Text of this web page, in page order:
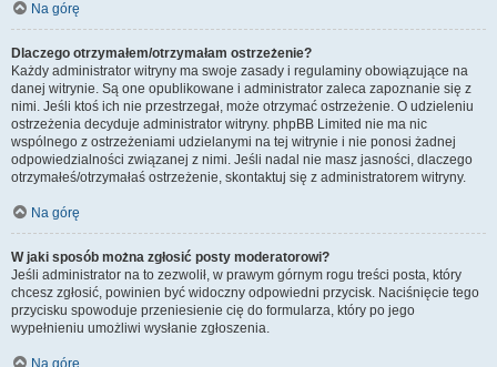
Na górę
Dlaczego otrzymałem/otrzymałam ostrzeżenie?
Każdy administrator witryny ma swoje zasady i regulaminy obowiązujące na
danej witrynie. Są one opublikowane i administrator zaleca zapoznanie się z
nimi. Jeśli ktoś ich nie przestrzegał, może otrzymać ostrzeżenie. O udzieleniu
ostrzeżenia decyduje administrator witryny. phpBB Limited nie ma nic
wspólnego z ostrzeżeniami udzielanymi na tej witrynie i nie ponosi żadnej
odpowiedzialności związanej z nimi. Jeśli nadal nie masz jasności, dlaczego
otrzymałeś/otrzymałaś ostrzeżenie, skontaktuj się z administratorem witryny.
Na górę
W jaki sposób można zgłosić posty moderatorowi?
Jeśli administrator na to zezwolił, w prawym górnym rogu treści posta, który
chcesz zgłosić, powinien być widoczny odpowiedni przycisk. Naciśnięcie tego
przycisku spowoduje przeniesienie cię do formularza, który po jego
wypełnieniu umożliwi wysłanie zgłoszenia.
Na górę